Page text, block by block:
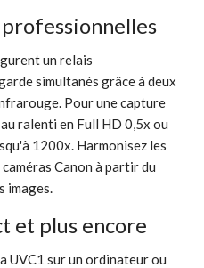
un relais
simultanés grâce à deux
Pour une capture
ralenti en Full HD 0,5x ou
1200x. Harmonisez les
Canon à partir du
images.
et plus encore
UVC1 sur un ordinateur ou